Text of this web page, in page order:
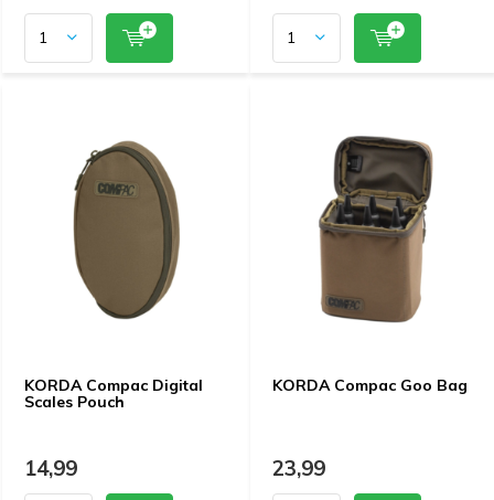
KORDA Compac Digital
Scales Pouch
14,99
KORDA Compac Goo Bag
23,99